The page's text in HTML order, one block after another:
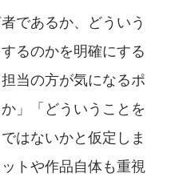
であるか、どういう
るのかを明確にする
当の方が気になるポ
」「どういうことを
はないかと仮定しま
トや作品自体も重視